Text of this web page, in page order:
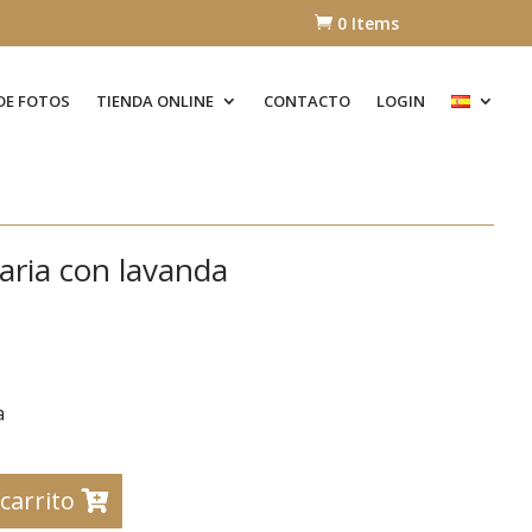
 0 Items
FOTOS TIENDA ONLINE CONTACTO LOGIN
con lavanda